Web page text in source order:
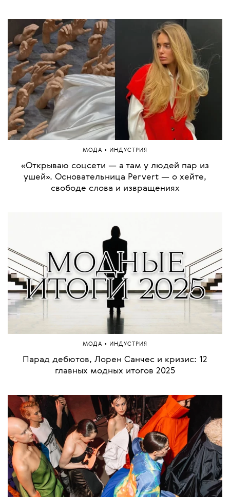
МОДА • ИНДУСТРИЯ
«Открываю соцсети — а там у людей пар из
ушей». Основательница Pervert — о хейте,
свободе слова и извращениях
МОДА • ИНДУСТРИЯ
Парад дебютов, Лорен Санчес и кризис: 12
главных модных итогов 2025